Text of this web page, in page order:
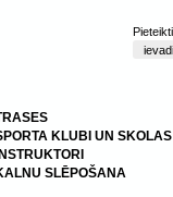
KLUBI UN SKOLAS
INSTRUKTORI
SLĒPOŠANA